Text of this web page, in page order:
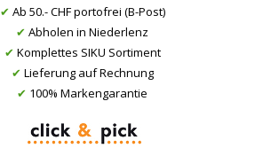
✔ Ab 50.- CHF portofrei (B-Post)
✔ Abholen in Niederlenz
✔ Komplettes SIKU Sortiment
✔ Lieferung auf Rechnung
✔ 100% Markengarantie